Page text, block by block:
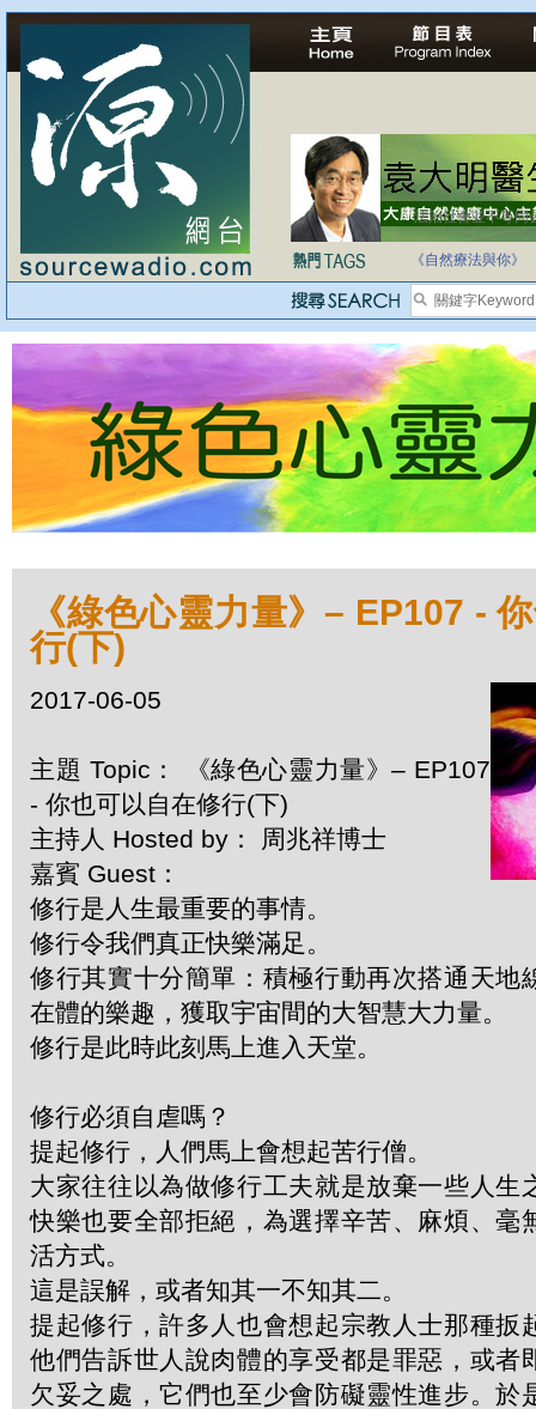
自家教育合法化-
《自然療法與你》
《綠色心靈力量》– EP107 -
行(下)
2017-06-05
主題 Topic： 《綠色心靈力量》– EP107
- 你也可以自在修行(下)
主持人 Hosted by： 周兆祥博士
嘉賓 Guest：
修行是人生最重要的事情。
修行令我們真正快樂滿足。
修行其實十分簡單：積極行動再次搭通天地
在體的樂趣，獲取宇宙間的大智慧大力量。
修行是此時此刻馬上進入天堂。
修行必須自虐嗎？
提起修行，人們馬上會想起苦行僧。
大家往往以為做修行工夫就是放棄一些人生
快樂也要全部拒絕，為選擇辛苦、麻煩、毫
活方式。
這是誤解，或者知其一不知其二。
提起修行，許多人也會想起宗教人士那種扳
他們告訴世人說肉體的享受都是罪惡，或者
欠妥之處，它們也至少會防礙靈性進步。於